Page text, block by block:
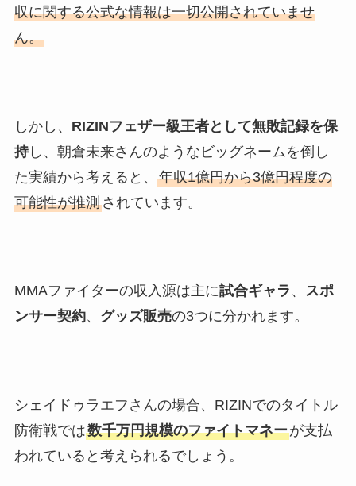
収に関する公式な情報は一切公開されていませ
ん。
しかし、 RIZINフェザー級王者として無敗記録を保
持し、朝倉未来さんのようなビッグネームを倒し
た実績から考えると、 年収1億円から3億円程度の
可能性が推測されています。
MMAファイターの収入源は主に試合ギャラ 、 スポ
ンサー契約、 グッズ販売の3つに分かれます。
シェイドゥラエフさんの場合、RIZINでのタイトル
防衛戦では数千万円規模のファイトマネーが支払
われていると考えられるでしょう。